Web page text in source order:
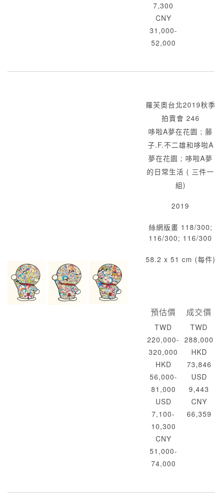
7,300
CNY
31,000-
52,000
羅芙奧台北2019秋季
拍賣會 246
哆啦A夢在花園 ; 藤
子.F.不二雄和哆啦A
夢在花園 ; 哆啦A夢
的日常生活 ( 三件一
組)
2019
絲網版畫 118/300;
116/300; 116/300
58.2 x 51 cm (每件)
預估價
TWD
220,000-
320,000
HKD
56,000-
81,000
USD
7,100-
10,300
CNY
51,000-
74,000
成交價
TWD
288,000
HKD
73,846
USD
9,443
CNY
66,359